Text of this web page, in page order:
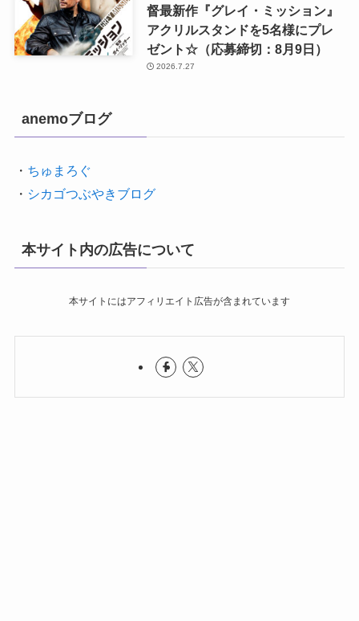
督最新作『グレイ・ミッション』
アクリルスタンドを5名様にプレ
ゼント☆（応募締切：8月9日）
2026.7.27
anemoブログ
・ ちゅまろぐ
・ シカゴつぶやきブログ
本サイト内の広告について
本サイトにはアフィリエイト広告が含まれています